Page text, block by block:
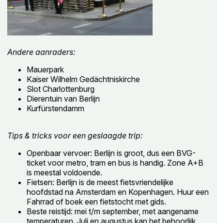
Andere aanraders:
Mauerpark
Kaiser Wilhelm Gedächtniskirche
Slot Charlottenburg
Dierentuin van Berlijn
Kurfürstendamm
Tips & tricks voor een geslaagde trip:
Openbaar vervoer: Berlijn is groot, dus een BVG-
ticket voor metro, tram en bus is handig. Zone A+B
is meestal voldoende.
Fietsen: Berlijn is de meest fietsvriendelijke
hoofdstad na Amsterdam en Kopenhagen. Huur een
Fahrrad of boek een fietstocht met gids.
Beste reistijd: mei t/m september, met aangename